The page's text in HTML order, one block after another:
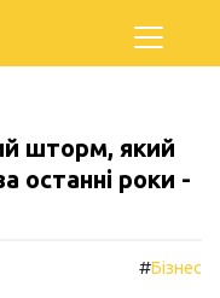
шторм, який
останні роки -
#Бізнес